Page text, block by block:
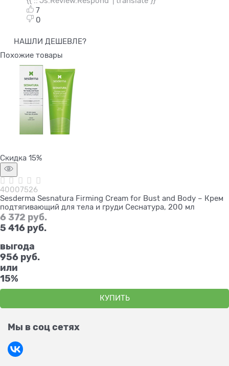
7
0
НАШЛИ ДЕШЕВЛЕ?
Похожие товары
Скидка 15%
40007526
Sesderma Sesnatura Firming Cream for Bust and Body – Крем
подтягивающий для тела и груди Сеснатура, 200 мл
6 372 руб.
5 416 руб.
выгода
956 руб.
или
15%
КУПИТЬ
Мы в соц сетях